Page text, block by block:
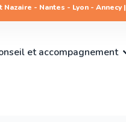
- Nantes - Lyon - Annecy |
et accompagnement